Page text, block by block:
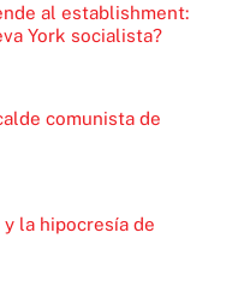
al establishment:
York socialista?
comunista de
la hipocresía de